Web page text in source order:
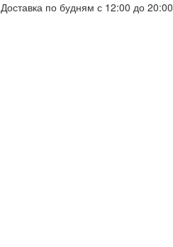
Доставка по будням с 12:00 до 20:00